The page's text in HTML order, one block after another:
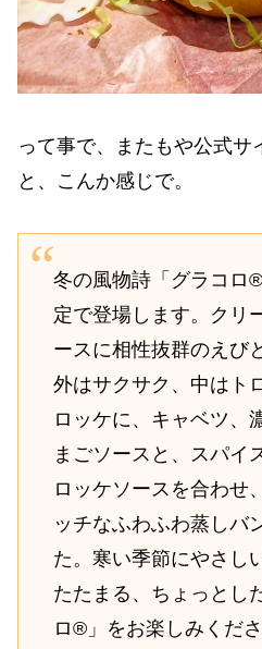
って事で、またもや公式サ
と、こんか感じで。
冬の風物詩「グラコロ
定で登場します。クリ
ースに相性抜群のえび
外はサクサク、中はト
ロッケに、キャベツ、
まごソースと、スパイ
ロッケソースを合わせ
ッチなふわふわ蒸しバ
た。寒い季節にやさし
たたまる、ちょっとし
ロ®」をお楽しみくださ